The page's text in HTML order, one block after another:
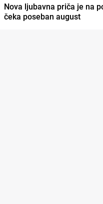
Nova ljubavna priča je na
čeka poseban august